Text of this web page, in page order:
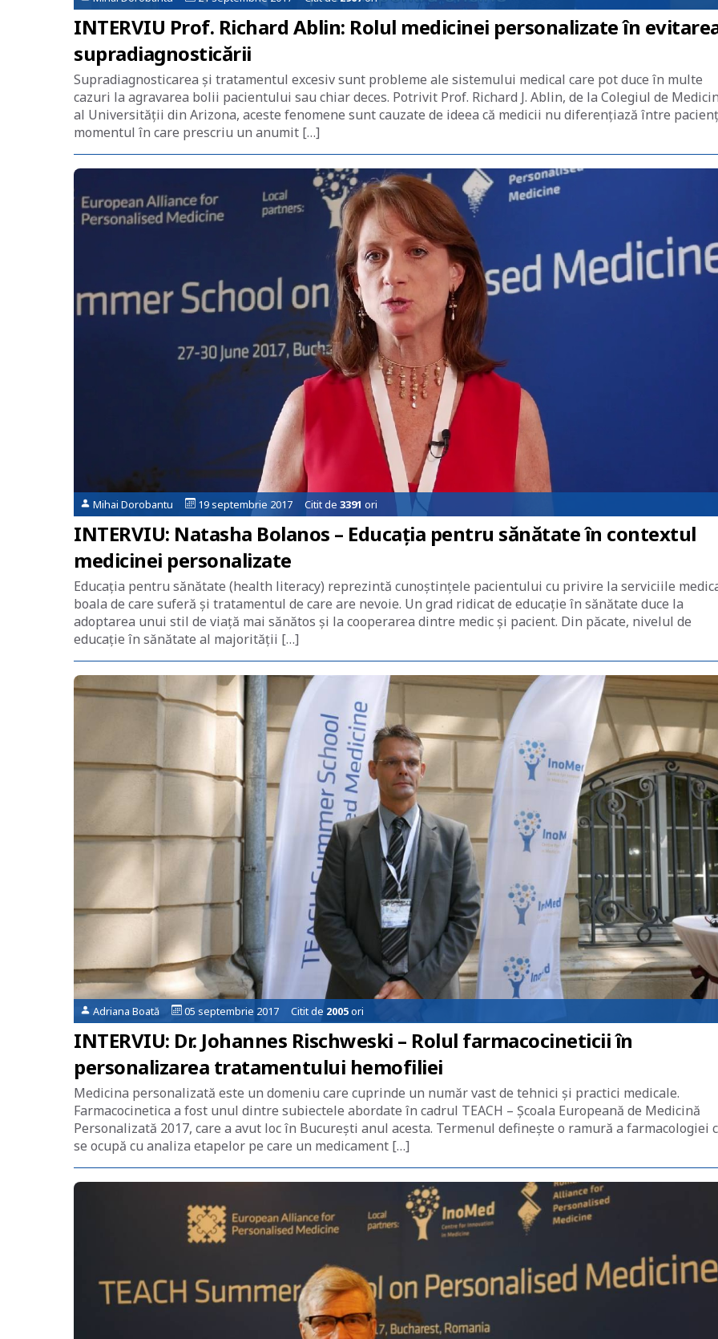
INTERVIU Prof. Richard Ablin: Rolul medicinei personalizate în
supradiagnosticării
Supradiagnosticarea și tratamentul excesiv sunt probleme ale sistemului medical care pot duce în multe
cazuri la agravarea bolii pacientului sau chiar deces. Potrivit Prof. Richard J. Ablin, de la Colegiul de
al Universității din Arizona, aceste fenomene sunt cauzate de ideea că medicii nu diferențiază între
momentul în care prescriu un anumit […]
Mihai Dorobantu 19 septembrie 2017 Citit de 3391 ori
INTERVIU: Natasha Bolanos – Educația pentru sănătate în contextul
medicinei personalizate
Educația pentru sănătate (health literacy) reprezintă cunoștințele pacientului cu privire la serviciile
boala de care suferă și tratamentul de care are nevoie. Un grad ridicat de educație în sănătate duce la
adoptarea unui stil de viață mai sănătos și la cooperarea dintre medic și pacient. Din păcate, nivelul de
educație în sănătate al majorității […]
Adriana Boată 05 septembrie 2017 Citit de 2005ori
INTERVIU: Dr. Johannes Rischweski – Rolul farmacocineticii în
personalizarea tratamentului hemofiliei
Medicina personalizată este un domeniu care cuprinde un număr vast de tehnici și practici medicale.
Farmacocinetica a fost unul dintre subiectele abordate în cadrul TEACH – Școala Europeană de Medicină
Personalizată 2017, care a avut loc în București anul acesta. Termenul definește o ramură a farmacologiei
se ocupă cu analiza etapelor pe care un medicament […]